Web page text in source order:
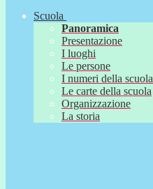
Scuola
Panoramica
Presentazione
I luoghi
Le persone
I numeri della scuola
Le carte della scuola
Organizzazione
La storia